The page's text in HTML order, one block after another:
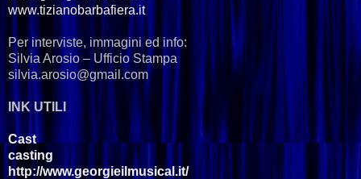
www.tizianobarbafiera.it
Per interviste, immagini ed info:
Silvia Arosio – Ufficio Stampa
silvia.arosio@gmail.com
INK UTILI
Cast
casting
http://www.georgieilmusical.it/